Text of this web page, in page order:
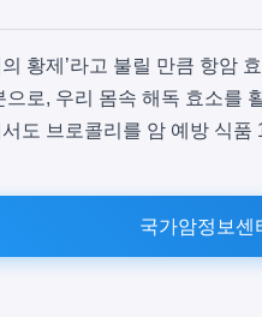
의 황제’라고 불릴 만큼 항암
로, 우리 몸속 해독 효소를
도 브로콜리를 암 예방 식품
국가암정보센